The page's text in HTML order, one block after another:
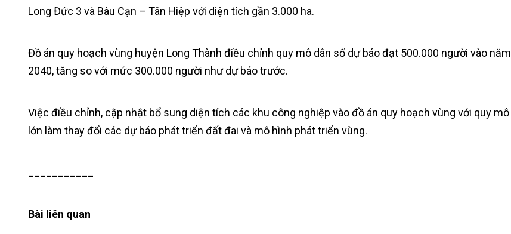
Long Đức 3 và Bàu Cạn – Tân Hiệp với diện tích gần 3.000 ha.
Đồ án quy hoạch vùng huyện Long Thành điều chỉnh quy mô dân số dự báo đạt 500.000 người vào năm
2040, tăng so với mức 300.000 người như dự báo trước.
Việc điều chỉnh, cập nhật bổ sung diện tích các khu công nghiệp vào đồ án quy hoạch vùng với quy mô
lớn làm thay đổi các dự báo phát triển đất đai và mô hình phát triển vùng.
Bài liên quan